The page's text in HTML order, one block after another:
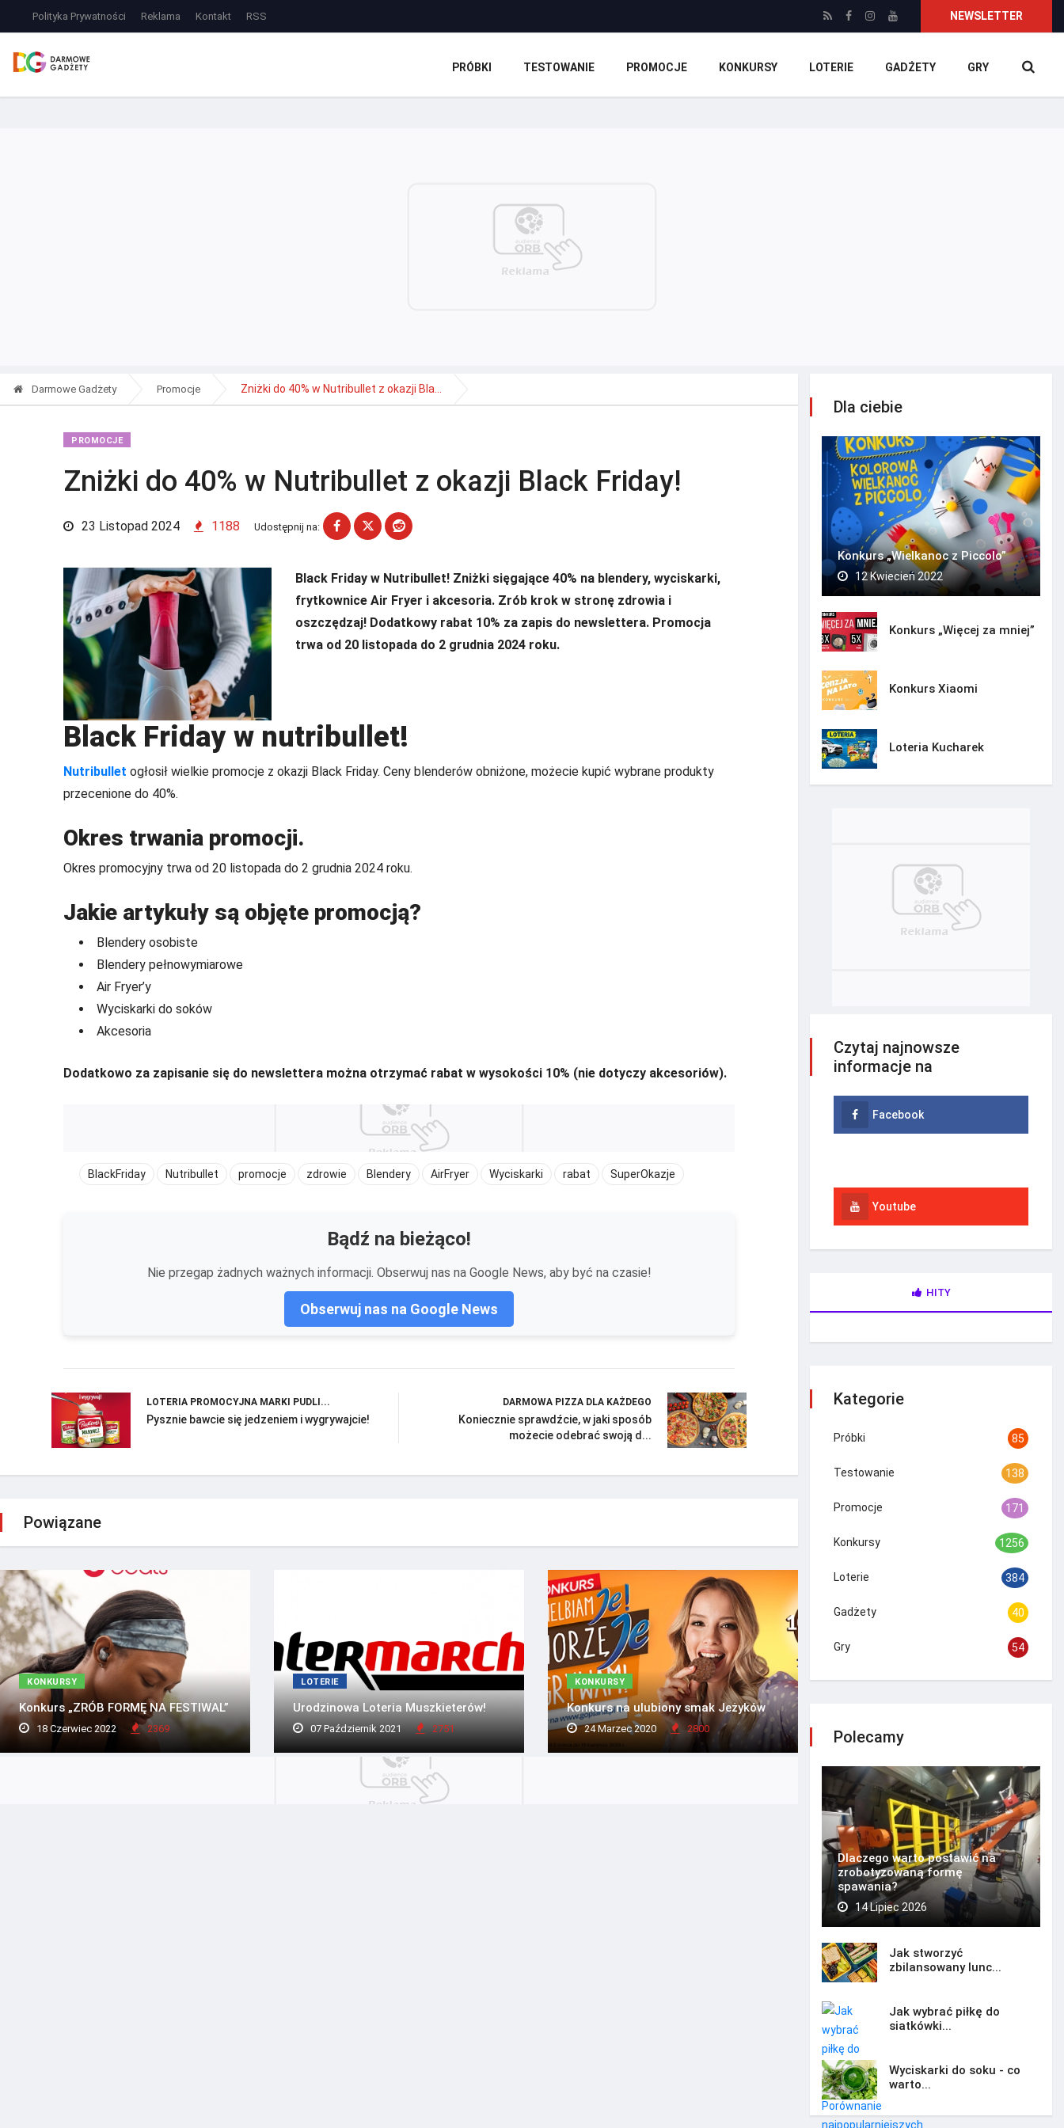
Polityka Prywatności Reklama Kontakt RSS NEWSLETTER
PRÓBKI TESTOWANIE PROMOCJE KONKURSY LOTERIE GADŻETY GRY
Darmowe Gadżety Promocje Zniżki do 40% w Nutribullet z okazji Bla...
PROMOCJE
Zniżki do 40% w Nutribullet z okazji Black Friday!
23 Listopad 2024 1188 Udostępnij na:
Black Friday w Nutribullet! Zniżki sięgające 40% na blendery, wyciskarki,
frytkownice Air Fryer i akcesoria. Zrób krok w stronę zdrowia i
oszczędzaj! Dodatkowy rabat 10% za zapis do newslettera. Promocja
trwa od 20 listopada do 2 grudnia 2024 roku.
Black Friday w nutribullet!
Nutribullet ogłosił wielkie promocje z okazji Black Friday. Ceny blenderów obniżone, możecie kupić wybrane produkty
przecenione do 40%.
Okres trwania promocji.
Okres promocyjny trwa od 20 listopada do 2 grudnia 2024 roku.
Jakie artykuły są objęte promocją?
Blendery osobiste
Blendery pełnowymiarowe
Air Fryer’y
Wyciskarki do soków
Akcesoria
Dodatkowo za zapisanie się do newslettera można otrzymać rabat w wysokości 10% (nie dotyczy akcesoriów).
BlackFriday Nutribullet promocje zdrowie Blendery AirFryer Wyciskarki rabat SuperOkazje
Bądź na bieżąco!
Nie przegap żadnych ważnych informacji. Obserwuj nas na Google News, aby być na czasie!
Obserwuj nas na Google News
LOTERIA PROMOCYJNA MARKI PUDLI...
Pysznie bawcie się jedzeniem i wygrywajcie!
DARMOWA PIZZA DLA KAŻDEGO
Koniecznie sprawdźcie, w jaki sposób
możecie odebrać swoją d...
Powiązane
KONKURSY
Konkurs „ZRÓB FORMĘ NA FESTIWAL”
18 Czerwiec 2022 2369
LOTERIE
Urodzinowa Loteria Muszkieterów!
07 Październik 2021 2751
KONKURSY
Konkurs na ulubiony smak Jeżyków
24 Marzec 2020 2800
Dla ciebie
Konkurs „Wielkanoc z Piccolo”
12 Kwiecień 2022
Konkurs „Więcej za mniej”
Konkurs Xiaomi
Loteria Kucharek
Czytaj najnowsze
informacje na
Facebook
Youtube
HITY
Kategorie
Próbki 85
Testowanie 138
Promocje 171
Konkursy 1256
Loterie 384
Gadżety 40
Gry 54
Polecamy
Dlaczego warto postawić na
zrobotyzowaną formę
spawania?
14 Lipiec 2026
Jak stworzyć
zbilansowany lunc...
Jak wybrać piłkę do
siatkówki...
Wyciskarki do soku - co
warto...